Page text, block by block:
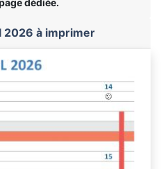
2026 à imprimer